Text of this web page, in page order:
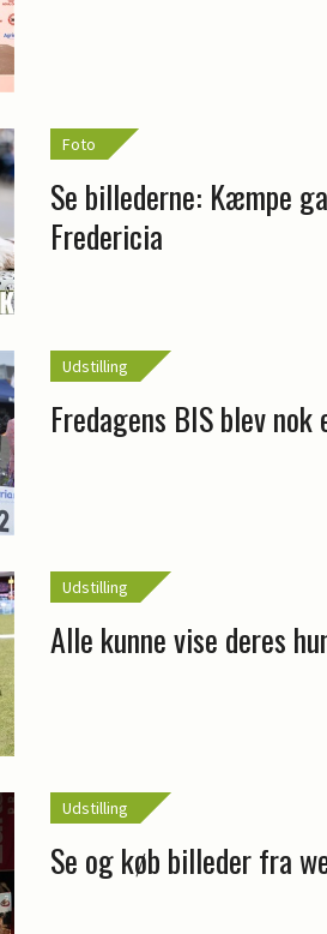
Foto
Se billederne: Kæmpe
Fredericia
Udstilling
Fredagens BIS blev
Udstilling
Alle kunne vise deres
Udstilling
Se og køb billeder fra